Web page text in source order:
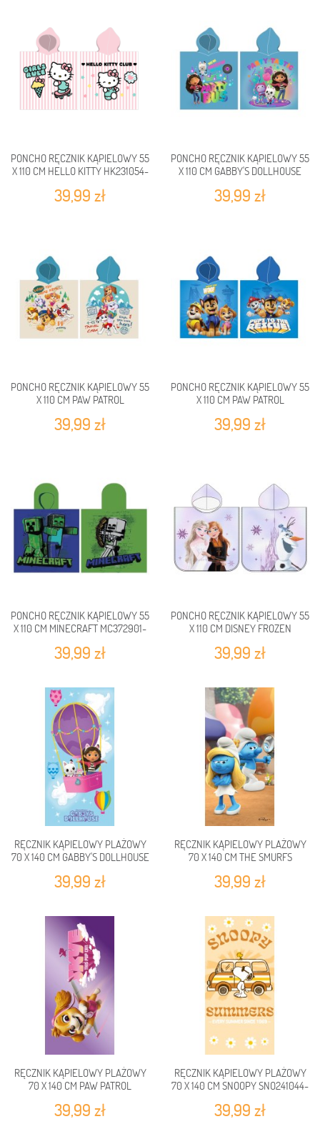
PONCHO RĘCZNIK KĄPIELOWY 55
X 110 CM HELLO KITTY HK231054-
39,99 zł
PONCHO RĘCZNIK KĄPIELOWY 55
X 110 CM GABBY'S DOLLHOUSE
39,99 zł
PONCHO RĘCZNIK KĄPIELOWY 55
X 110 CM PAW PATROL
39,99 zł
PONCHO RĘCZNIK KĄPIELOWY 55
X 110 CM PAW PATROL
39,99 zł
PONCHO RĘCZNIK KĄPIELOWY 55
X 110 CM MINECRAFT MC372901-
39,99 zł
PONCHO RĘCZNIK KĄPIELOWY 55
X 110 CM DISNEY FROZEN
39,99 zł
RĘCZNIK KĄPIELOWY PLAŻOWY
70 X 140 CM GABBY'S DOLLHOUSE
39,99 zł
RĘCZNIK KĄPIELOWY PLAŻOWY
70 X 140 CM THE SMURFS
39,99 zł
RĘCZNIK KĄPIELOWY PLAŻOWY
70 X 140 CM PAW PATROL
39,99 zł
RĘCZNIK KĄPIELOWY PLAŻOWY
70 X 140 CM SNOOPY SNO241044-
39,99 zł